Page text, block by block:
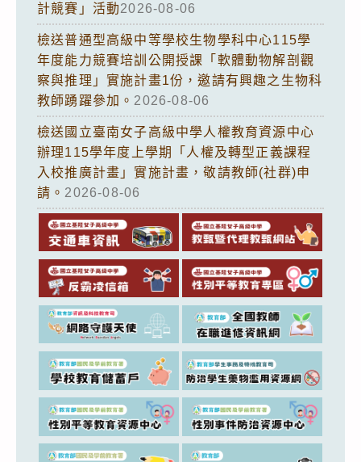
計競賽」活動2026-08-06
檢送普通型高級中等學校生物學科中心115學
年度能力競賽培訓公開授課「軟體動物解剖觀
察與推理」實施計畫1份，邀請有興趣之生物科
教師踴躍參加。 2026-08-06
檢送國立臺南女子高級中學人權教育資源中心
辦理115學年度上學期「人權及轉型正義課程
入校推廣計畫」實施計畫，敬請教師(社群)申
請。 2026-08-06